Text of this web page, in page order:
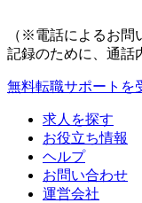
（※電話によるお問
記録のために、通話
無料転職サポートを
求人を探す
お役立ち情報
ヘルプ
お問い合わせ
運営会社